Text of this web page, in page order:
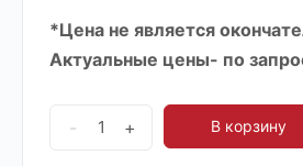
*Цена не является
Актуальные цены- по
- + В корзину